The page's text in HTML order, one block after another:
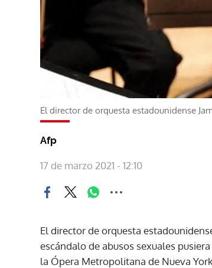
El director de orquesta estadounidense
Afp
17 de marzo 2021 - 12:10
El director de orquesta
escándalo de abusos sexuales
la Ópera Metropolitana de Nueva York.